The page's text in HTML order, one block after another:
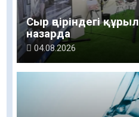
Сыр өңіріндегі
назарда
04.08.2026